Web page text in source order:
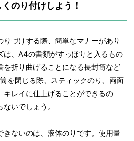
のり付けしよう！
りづけする際、簡単なマナーがあり
は、A4の書類がすっぽりと入るもの
を折り曲げることになる長封筒など
を閉じる際、スティックのり、両面
キレイに仕上げることができるの
いでしょう。
きないのは、液体のりです。使用量